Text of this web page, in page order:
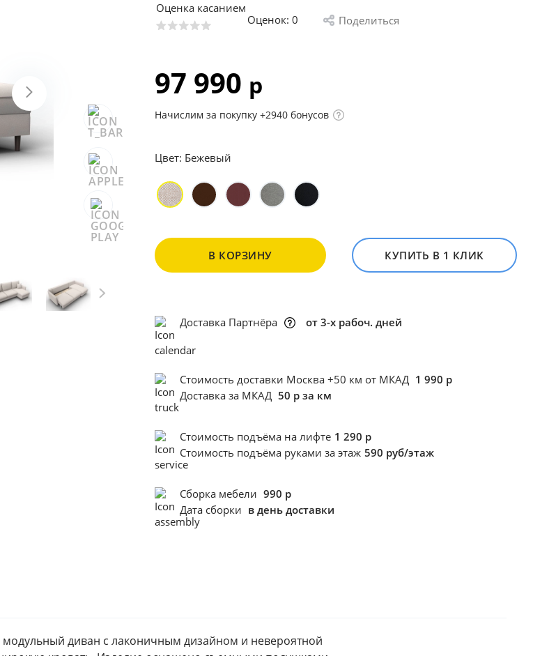
Оценка касанием
Оценок: 0 Поделиться
97 990 р
Начислим за покупку +2940 бонусов
Цвет: Бежевый
В КОРЗИНУ КУПИТЬ В 1 КЛИК
Доставка Партнёра от 3-х рабоч. дней
Стоимость доставки Москва +50 км от МКАД 1 990 р
Доставка за МКАД 50 р за км
Стоимость подъёма на лифте 1 290 р
Стоимость подъёма руками за этаж 590 руб/этаж
Сборка мебели 990 р
Дата сборки в день доставки
диван с лаконичным дизайном и невероятной